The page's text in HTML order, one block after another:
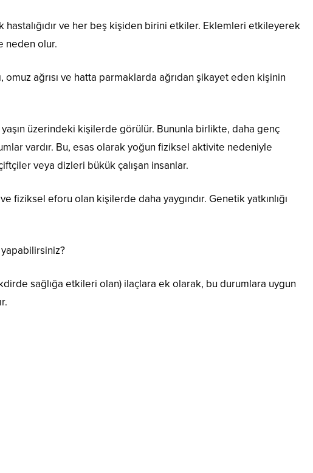
ve her beş kişiden birini etkiler. Eklemleri etkileyerek
neden olur.
omuz ağrısı ve hatta parmaklarda ağrıdan şikayet eden kişinin
üzerindeki kişilerde görülür. Bununla birlikte, daha genç
vardır. Bu, esas olarak yoğun fiziksel aktivite nedeniyle
veya dizleri bükük çalışan insanlar.
fiziksel eforu olan kişilerde daha yaygındır. Genetik yatkınlığı
sağlığa etkileri olan) ilaçlara ek olarak, bu durumlara uygun